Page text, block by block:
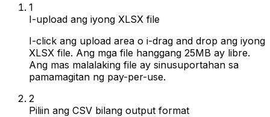
1
I-upload ang iyong XLSX file
I-click ang upload area o i-drag and drop ang iyong
XLSX file. Ang mga file hanggang 25MB ay libre.
Ang mas malalaking file ay sinusuportahan sa
pamamagitan ng pay-per-use.
2
Piliin ang CSV bilang output format